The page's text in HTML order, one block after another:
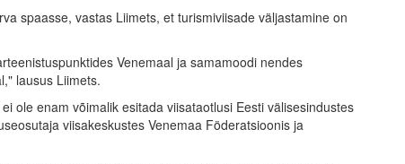
spaasse, vastas Liimets, et turismiviisade väljastamine on
Venemaal ja samamoodi nendes
lausus Liimets.
ole enam võimalik esitada viisataotlusi Eesti välisesindustes
viisakeskustes Venemaa Föderatsioonis ja